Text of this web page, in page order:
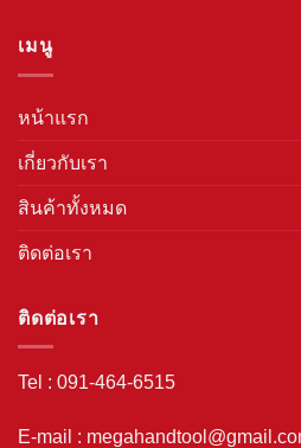
เมนู
หน้าแรก
เกี่ยวกับเรา
สินค้าทั้งหมด
ติดต่อเรา
ติดต่อเรา
Tel : 091-464-6515
E-mail :